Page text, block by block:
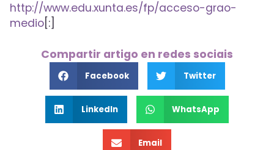
http://www.edu.xunta.es/fp/acceso-grao-
medio [:]
Compartir artigo en redes sociais
Facebook Twitter
LinkedIn WhatsApp
Email